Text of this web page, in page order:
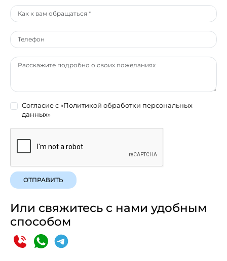
Согласие с«Политикой обработки персональных
данных»
ОТПРАВИТЬ
Или свяжитесь с нами удобным
способом